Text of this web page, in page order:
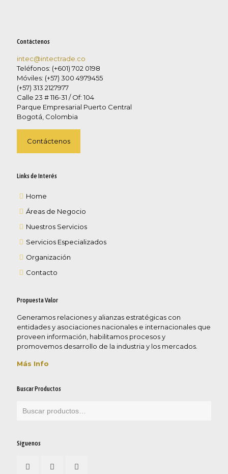
Contáctenos
intec@intectrade.co
Teléfonos: (+601) 702 0198
Móviles: (+57) 300 4979455
(+57) 313 2127977
Calle 23 # 116-31 / Of: 104
Parque Empresarial Puerto Central
Bogotá, Colombia
Contáctenos
Links de Interés
Home
Áreas de Negocio
Nuestros Servicios
Servicios Especializados
Organización
Contacto
Propuesta Valor
Generamos relaciones y alianzas estratégicas con
entidades y asociaciones nacionales e internacionales que
proveen información, habilitamos procesos y
promovemos desarrollo de la industria y los mercados.
Más Info
Buscar Productos
Síguenos